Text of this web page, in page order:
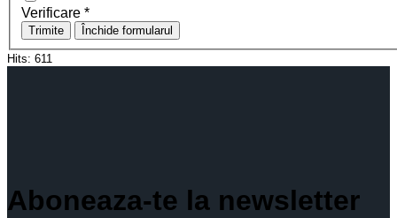
Verificare *
Trimite Închide formularul
Hits: 611
Aboneaza-te la newsletter